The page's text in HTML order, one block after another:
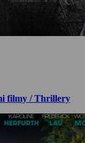
filmy / Thrillery